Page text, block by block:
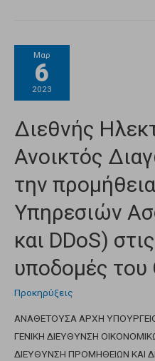
Μαρ
6
2023
Διεθνής
Ανοικτός
την
Υπηρεσιών
και DDoS)
υποδομές του
Προκηρύξεις
ΑΝΑΘΕΤΟΥΣΑ ΑΡΧΗ
ΓΕΝΙΚΗ ΔΙΕΥΘΥΝΣΗ
ΔΙΕΥΘΥΝΣΗ ΠΡΟΜΗΘΕΙΩΝ ΚΑΙ